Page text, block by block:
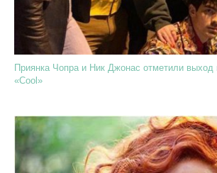
Приянка Чопра и Ник Джонас отметили выход
«Cool»